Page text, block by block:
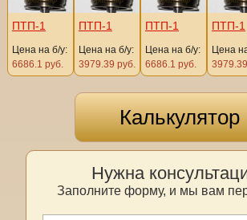
ПТП-1
Цена на б/у:
6686.1 руб.
ПТП-1
Цена на б/у:
3979.39 руб.
ПТП-1
Цена на б/у:
6686.1 руб.
ПТП-1
Цена
Калькулятор
Нужна
Заполните форму, и мы вам